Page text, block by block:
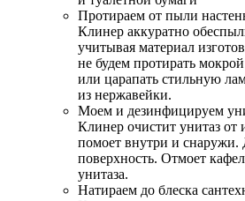
Протираем от пыли
Клинер аккуратно
учитывая материал
не будем протирать
или царапать стильную
из нержавейки.
Моем и дезинфицируем
Клинер очистит унитаз от
помоет внутри и снаружи.
поверхность. Отмоет
унитаза.
Натираем до блеска